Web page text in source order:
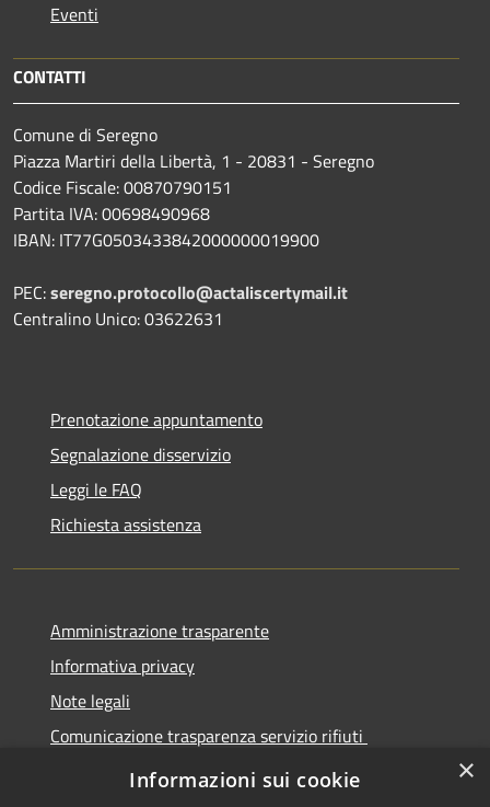
Eventi
CONTATTI
Comune di Seregno
Piazza Martiri della Libertà, 1 - 20831 - Seregno
Codice Fiscale: 00870790151
Partita IVA: 00698490968
IBAN: IT77G0503433842000000019900
PEC:seregno.protocollo@actaliscertymail.it
Centralino Unico: 03622631
Prenotazione appuntamento
Segnalazione disservizio
Leggi le FAQ
Richiesta assistenza
Amministrazione trasparente
Informativa privacy
Note legali
Comunicazione trasparenza servizio rifiuti
Dichiarazione di accessibilità
×
Informazioni sui cookie